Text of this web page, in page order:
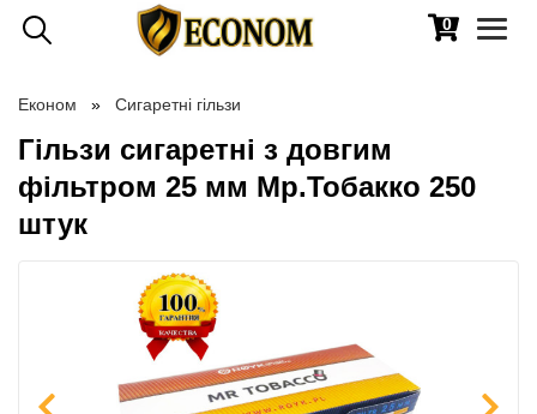
0
Toggle
Економ Сигаретні гільзи
Гільзи сигаретні з довгим
фільтром 25 мм Мр.Тобакко 250
штук